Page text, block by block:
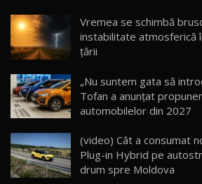
17
30:08
Noul Geely EX5 EM-i care
AutoBlog.MD
23:36
20
Noul ZEEKR 7X / Test
Vremea se schimbă
instabilitate atmosferică
țării
„Nu suntem gata să
Tofan a anunțat
automobilelor din 2027
(video) Cât a consumat
Plug-in Hybrid pe
drum spre Moldova